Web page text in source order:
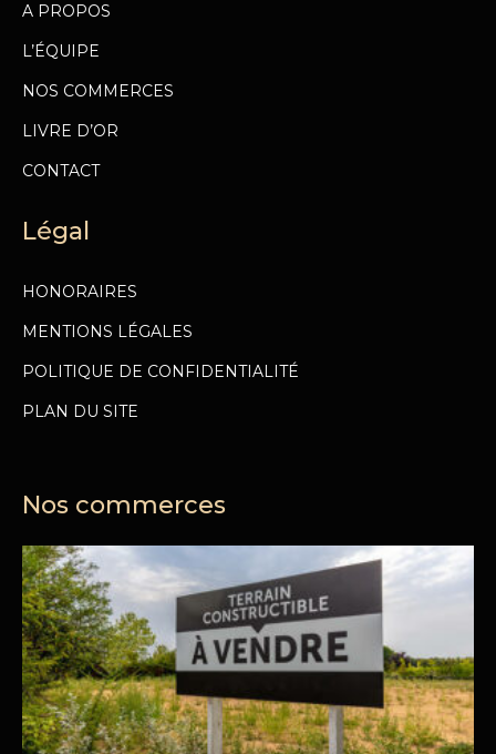
A PROPOS
L’ÉQUIPE
NOS COMMERCES
LIVRE D’OR
CONTACT
Légal
HONORAIRES
MENTIONS LÉGALES
POLITIQUE DE CONFIDENTIALITÉ
PLAN DU SITE
Nos commerces